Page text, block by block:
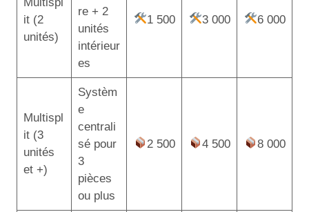
it (2
unités)
re + 2
unités
intérieur
es
1 500 3 000 6 000
Multispl
it (3
unités
et +)
Systèm
e
centrali
sé pour
3
pièces
ou plus
2 500 4 500 8 000